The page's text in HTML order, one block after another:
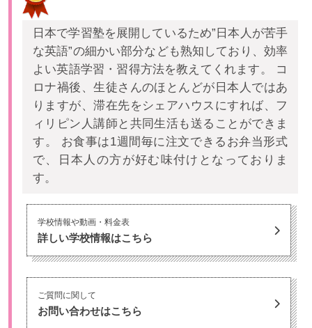
日本で学習塾を展開しているため”日本人が苦手
な英語”の細かい部分なども熟知しており、効率
よい英語学習・習得方法を教えてくれます。 コ
ロナ禍後、生徒さんのほとんどが日本人ではあ
りますが、滞在先をシェアハウスにすれば、フ
ィリピン人講師と共同生活も送ることができま
す。 お食事は1週間毎に注文できるお弁当形式
で、日本人の方が好む味付けとなっておりま
す。
学校情報や動画・料金表
詳しい学校情報はこちら
ご質問に関して
お問い合わせはこちら